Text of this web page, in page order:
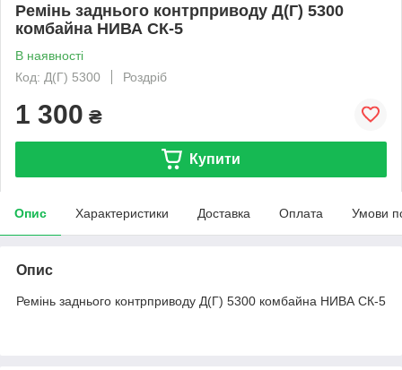
Ремінь заднього контрприводу Д(Г) 5300
комбайна НИВА СК-5
В наявності
Код: Д(Г) 5300
Роздріб
1 300 ₴
Купити
Опис Характеристики Доставка Оплата Умови
Опис
Ремінь заднього контрприводу Д(Г) 5300 комбайна НИВА СК-5